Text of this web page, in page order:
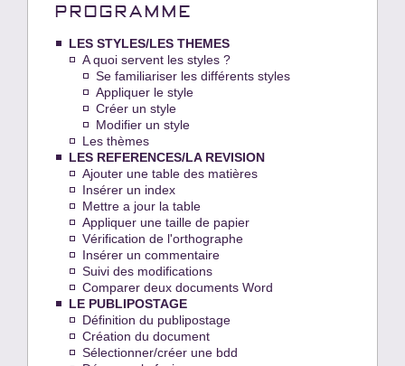
PROGRAMME
LES STYLES/LES THEMES
A quoi servent les styles ?
Se familiariser les différents styles
Appliquer le style
Créer un style
Modifier un style
Les thèmes
LES REFERENCES/LA REVISION
Ajouter une table des matières
Insérer un index
Mettre a jour la table
Appliquer une taille de papier
Vérification de l'orthographe
Insérer un commentaire
Suivi des modifications
Comparer deux documents Word
LE PUBLIPOSTAGE
Définition du publipostage
Création du document
Sélectionner/créer une bdd